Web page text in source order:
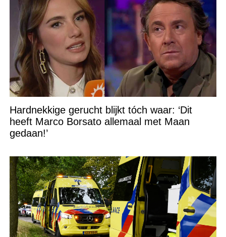
Hardnekkige gerucht blijkt tóch waar: ‘Dit
heeft Marco Borsato allemaal met Maan
gedaan!’